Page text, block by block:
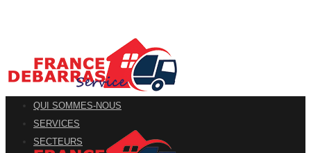
QUI SOMMES-NOUS
SERVICES
SECTEURS